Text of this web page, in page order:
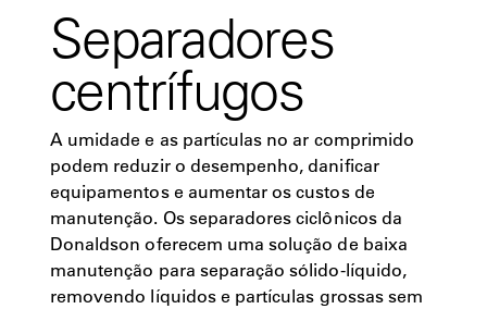
Separadores
centrífugos
A umidade e as partículas no ar comprimido
podem reduzir o desempenho, danificar
equipamentos e aumentar os custos de
manutenção. Os separadores ciclônicos da
Donaldson oferecem uma solução de baixa
manutenção para separação sólido-líquido,
removendo líquidos e partículas grossas sem